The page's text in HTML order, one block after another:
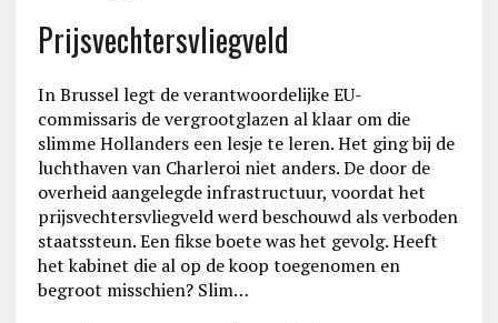
Prijsvechtersvliegveld
In Brussel legt de verantwoordelijke EU-
commissaris de vergrootglazen al klaar om die
slimme Hollanders een lesje te leren. Het ging bij de
luchthaven van Charleroi niet anders. De door de
overheid aangelegde infrastructuur, voordat het
prijsvechtersvliegveld werd beschouwd als verboden
staatssteun. Een fikse boete was het gevolg. Heeft
het kabinet die al op de koop toegenomen en
begroot misschien? Slim…